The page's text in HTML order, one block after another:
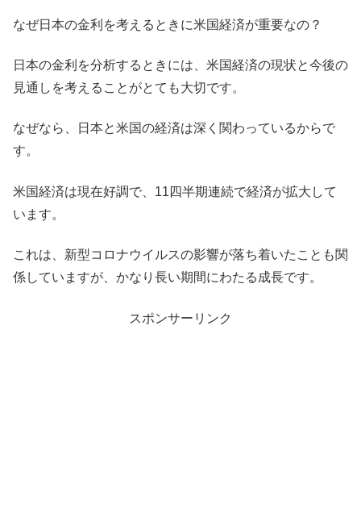
なぜ日本の金利を考えるときに米国経済が重要なの？
日本の金利を分析するときには、米国経済の現状と今後の
見通しを考えることがとても大切です。
なぜなら、日本と米国の経済は深く関わっているからで
す。
米国経済は現在好調で、11四半期連続で経済が拡大して
います。
これは、新型コロナウイルスの影響が落ち着いたことも関
係していますが、かなり長い期間にわたる成長です。
スポンサーリンク